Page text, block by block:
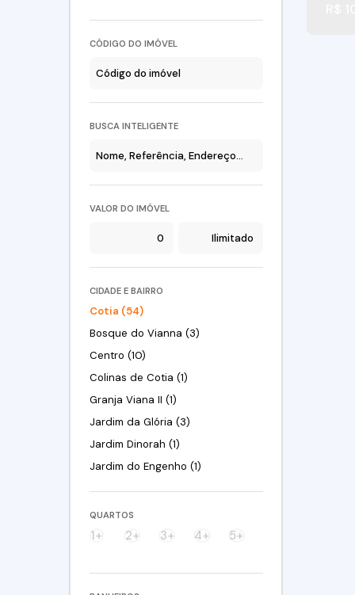
CÓDIGO DO IMÓVEL
BUSCA INTELIGENTE
VALOR DO IMÓVEL
CIDADE E BAIRRO
Cotia (54)
Bosque do Vianna (3)
Centro (10)
Colinas de Cotia (1)
Granja Viana II (1)
Jardim da Glória (3)
Jardim Dinorah (1)
Jardim do Engenho (1)
Jardim Eliane (1)
Jardim Ísis (1)
Jardim Lambreta (9)
Jardim Sabiá (3)
QUARTOS
1+ 2+ 3+ 4+ 5+